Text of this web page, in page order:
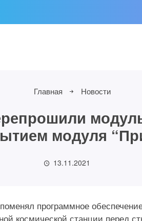
Главная Новости
модуля
13.11.2021
программное
космической станции перед